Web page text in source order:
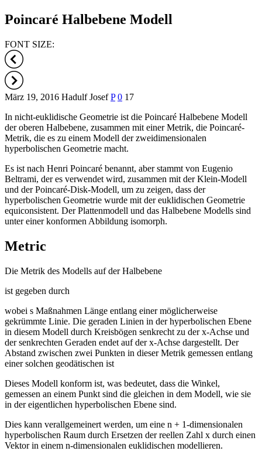
Poincaré Halbebene Modell
FONT SIZE:
März 19, 2016 Hadulf Josef P 0 17
In nicht-euklidische Geometrie ist die Poincaré Halbebene Modell
der oberen Halbebene, zusammen mit einer Metrik, die Poincaré-
Metrik, die es zu einem Modell der zweidimensionalen
hyperbolischen Geometrie macht.
Es ist nach Henri Poincaré benannt, aber stammt von Eugenio
Beltrami, der es verwendet wird, zusammen mit der Klein-Modell
und der Poincaré-Disk-Modell, um zu zeigen, dass der
hyperbolischen Geometrie wurde mit der euklidischen Geometrie
equiconsistent. Der Plattenmodell und das Halbebene Modells sind
unter einer konformen Abbildung isomorph.
Metric
Die Metrik des Modells auf der Halbebene
ist gegeben durch
wobei s Maßnahmen Länge entlang einer möglicherweise
gekrümmte Linie. Die geraden Linien in der hyperbolischen Ebene
in diesem Modell durch Kreisbögen senkrecht zu der x-Achse und
der senkrechten Geraden endet auf der x-Achse dargestellt. Der
Abstand zwischen zwei Punkten in dieser Metrik gemessen entlang
einer solchen geodätischen ist
Dieses Modell konform ist, was bedeutet, dass die Winkel,
gemessen an einem Punkt sind die gleichen in dem Modell, wie sie
in der eigentlichen hyperbolischen Ebene sind.
Dies kann verallgemeinert werden, um eine n + 1-dimensionalen
hyperbolischen Raum durch Ersetzen der reellen Zahl x durch einen
Vektor in einem n-dimensionalen euklidischen modellieren.